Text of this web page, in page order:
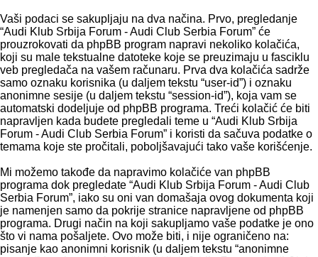
Vaši podaci se sakupljaju na dva načina. Prvo, pregledanje
“Audi Klub Srbija Forum - Audi Club Serbia Forum” će
prouzrokovati da phpBB program napravi nekoliko kolačića,
koji su male tekstualne datoteke koje se preuzimaju u fasciklu
veb pregledača na vašem računaru. Prva dva kolačića sadrže
samo oznaku korisnika (u daljem tekstu “user-id”) i oznaku
anonimne sesije (u daljem tekstu “session-id”), koja vam se
automatski dodeljuje od phpBB programa. Treći kolačić će biti
napravljen kada budete pregledali teme u “Audi Klub Srbija
Forum - Audi Club Serbia Forum” i koristi da sačuva podatke o
temama koje ste pročitali, poboljšavajući tako vaše korišćenje.
Mi možemo takođe da napravimo kolačiće van phpBB
programa dok pregledate “Audi Klub Srbija Forum - Audi Club
Serbia Forum”, iako su oni van domašaja ovog dokumenta koji
je namenjen samo da pokrije stranice napravljene od phpBB
programa. Drugi način na koji sakupljamo vaše podatke je ono
što vi nama pošaljete. Ovo može biti, i nije ograničeno na:
pisanje kao anonimni korisnik (u daljem tekstu “anonimne